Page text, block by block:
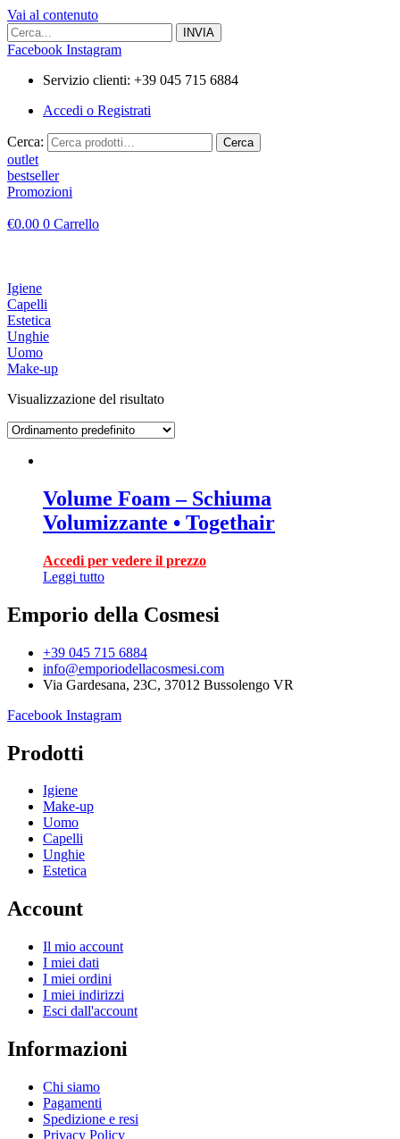
Vai al contenuto
Facebook Instagram
Servizio clienti: +39 045 715 6884
Accedi o Registrati
Cerca: Cerca
outlet
bestseller
Promozioni
€0.00 0 Carrello
Igiene
Capelli
Estetica
Unghie
Uomo
Make-up
Visualizzazione del risultato
Volume Foam – Schiuma
Volumizzante • Togethair
Accedi per vedere il prezzo
Leggi tutto
Emporio della Cosmesi
+39 045 715 6884
info@emporiodellacosmesi.com
Via Gardesana, 23C, 37012 Bussolengo VR
Facebook Instagram
Prodotti
Igiene
Make-up
Uomo
Capelli
Unghie
Estetica
Account
Il mio account
I miei dati
I miei ordini
I miei indirizzi
Esci dall'account
Informazioni
Chi siamo
Pagamenti
Spedizione e resi
Privacy Policy